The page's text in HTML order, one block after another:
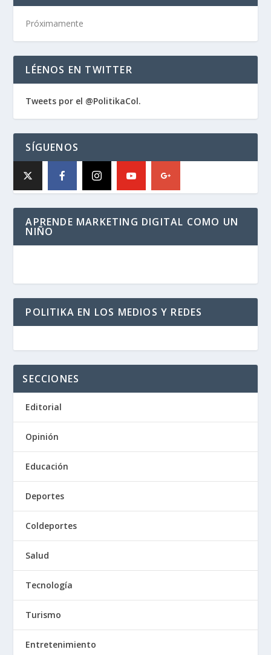
Próximamente
LÉENOS EN TWITTER
Tweets por el @PolitikaCol.
SÍGUENOS
APRENDE MARKETING DIGITAL COMO UN
NIÑO
POLITIKA EN LOS MEDIOS Y REDES
SECCIONES
Editorial
Opinión
Educación
Deportes
Coldeportes
Salud
Tecnología
Turismo
Entretenimiento